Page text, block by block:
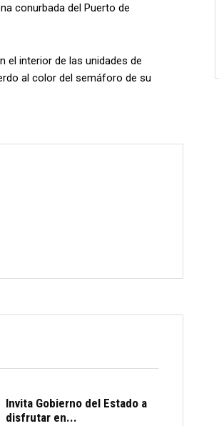
conurbada del Puerto de
el interior de las unidades de
al color del semáforo de su
Invita Gobierno del Estado a
disfrutar en...